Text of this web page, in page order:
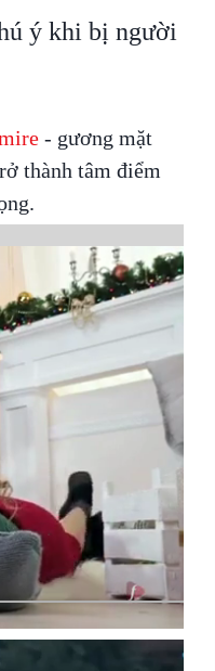
ý khi bị người
- gương mặt
thành tâm điểm